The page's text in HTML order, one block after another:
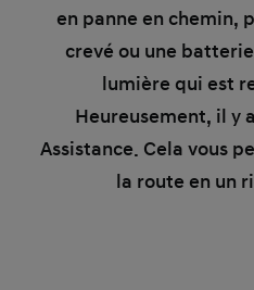
en panne en chemin,
crevé ou une
lumière qui est
Heureusement, il y
Assistance. Cela vous
la route en un